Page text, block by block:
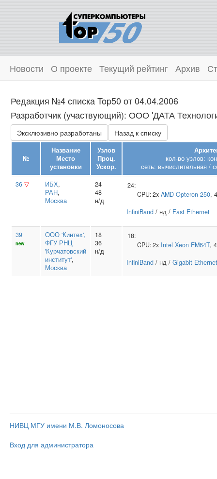
Новости О проекте Текущий рейтинг Архив
Редакция №4 списка Top50 от 04.04.2006
Разработчик (участвующий): ООО 'ДАТА
Эксклюзивно разработаны Назад к списку
№
Название
Место
установки
Узлов
Проц.
Ускор.
кол-во узлов:
сеть: вычислительная /
36 ▽ ИБХ,
РАН,
Москва
24
48
н/д
24:
CPU:2x AMD Opteron 250,
InfiniBand / нд / Fast Ethernet
39
new
ООО 'Кинтех',
ФГУ РНЦ
'Курчатовский
институт',
Москва
18
36
н/д
18:
CPU:2x Intel Xeon EM64T,
InfiniBand / нд / Gigabit Ethernet
НИВЦ МГУ имени М.В. Ломоносова
Вход для администратора